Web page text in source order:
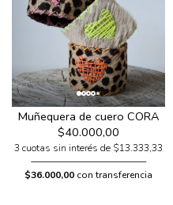
Muñequera de cuero CORA
$40.000,00
3 cuotas sin interés de $13.333,33
$36.000,00 con transferencia